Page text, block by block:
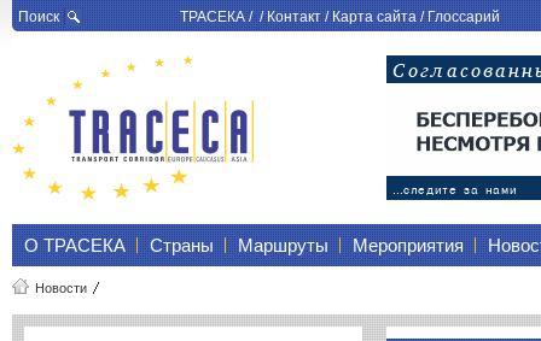
Поиск ТРАСЕКА/ /Контакт/Карта сайта/Глоссарий
О ТРАСЕКА Страны Маршруты Мероприятия
Новости